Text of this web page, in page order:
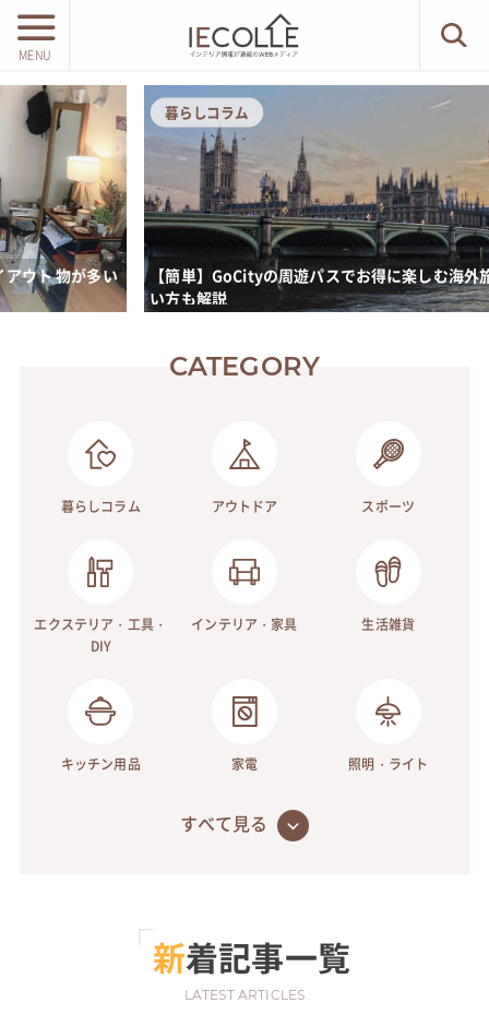
MENU
い
暮らしコラム
【簡単】GoCityの周遊パスでお得に楽しむ海外旅行! 使
い方も解説
新着記事一覧
LATEST ARTICLES
CATEGORY
暮らしコラム アウトドア スポーツ
エクステリア・工具・
DIY
インテリア・家具 生活雑貨
キッチン用品 家電 照明・ライト